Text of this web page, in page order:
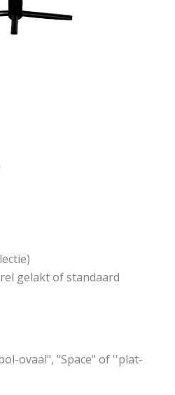
gelakt of standaard
ovaal", "Space" of ''plat-